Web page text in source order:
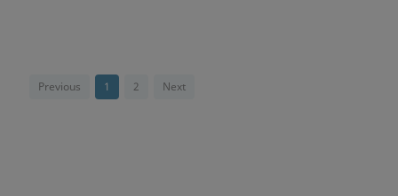
Previous 1 2 Next